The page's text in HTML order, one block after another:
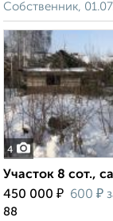
Собственник,
4
Участок 8 сот.,
450 000 ₽ 600 ₽
88